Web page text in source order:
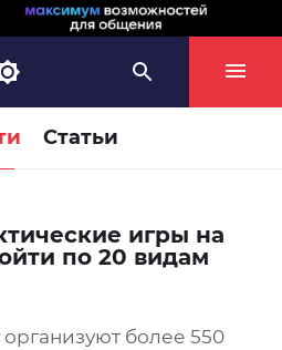
Статьи
игры на
по 20 видам
более 550